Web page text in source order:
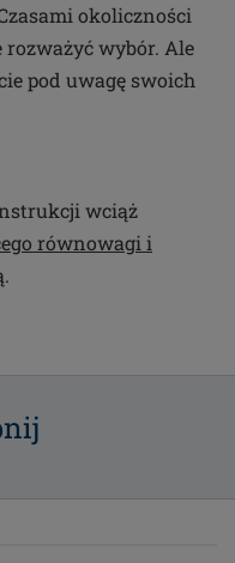
okoliczności
wybór. Ale
pod uwagę swoich
wciąż
równowagi i